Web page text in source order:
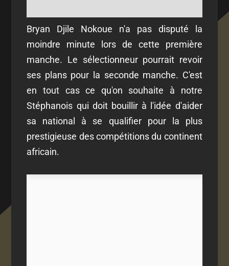
Bryan Djile Nokoue n'a pas disputé la
moindre minute lors de cette première
manche. Le sélectionneur pourrait revoir
ses plans pour la seconde manche. C'est
en tout cas ce qu'on souhaite à notre
Stéphanois qui doit bouillir à l'idée d'aider
sa national à se qualifier pour la plus
prestigieuse des compétitions du continent
africain.